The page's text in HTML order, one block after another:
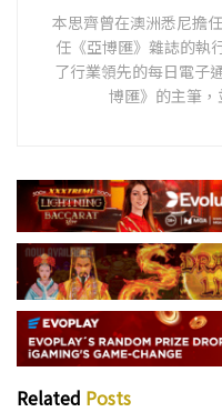
本思齊曾在澳洲悉尼擔
任《亞博匯》雜誌的執
了行業領先的每日電子
博匯》的主筆，
Related Posts